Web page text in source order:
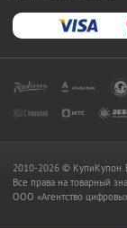
2010-2026 © КупиКупон.
Все права на товарный
OOO «Агентство